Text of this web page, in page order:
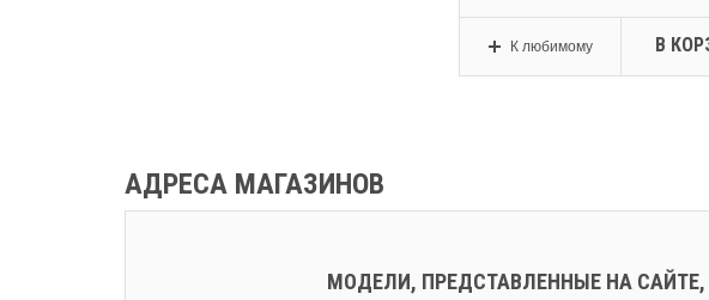
К любимому В
АДРЕСА МАГАЗИНОВ
МОДЕЛИ, ПРЕДСТАВЛЕННЫЕ НА